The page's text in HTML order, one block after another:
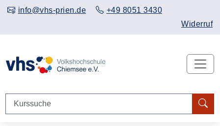
info@vhs-prien.de
+49 8051 3430
Widerruf